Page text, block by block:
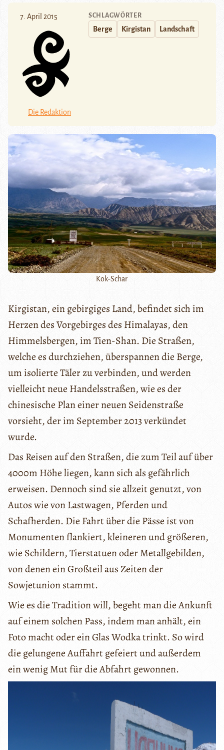
7. April 2015
Die Redaktion
SCHLAGWÖRTER
Berge Kirgistan Landschaft
Kok-Schar
Kirgistan, ein gebirgiges Land, befindet sich im
Herzen des Vorgebirges des Himalayas, den
Himmelsbergen, im Tien-Shan. Die Straßen,
welche es durchziehen, überspannen die Berge,
um isolierte Täler zu verbinden, und werden
vielleicht neue Handelsstraßen, wie es der
chinesische Plan einer neuen Seidenstraße
vorsieht, der im September 2013 verkündet
wurde.
Das Reisen auf den Straßen, die zum Teil auf über
4000m Höhe liegen, kann sich als gefährlich
erweisen. Dennoch sind sie allzeit genutzt, von
Autos wie von Lastwagen, Pferden und
Schafherden. Die Fahrt über die Pässe ist von
Monumenten flankiert, kleineren und größeren,
wie Schildern, Tierstatuen oder Metallgebilden,
von denen ein Großteil aus Zeiten der
Sowjetunion stammt.
Wie es die Tradition will, begeht man die Ankunft
auf einem solchen Pass, indem man anhält, ein
Foto macht oder ein Glas Wodka trinkt. So wird
die gelungene Auffahrt gefeiert und außerdem
ein wenig Mut für die Abfahrt gewonnen.